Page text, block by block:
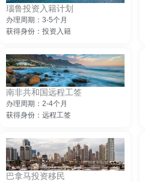
瑙鲁投资入籍计划
办理周期：3-5个月
获得身份：投资入籍
南非共和国远程工签
办理周期：2-4个月
获得身份：远程工签
巴拿马投资移民